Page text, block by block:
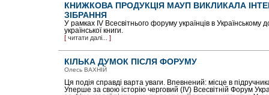
КНИЖКОВА ПРОДУКЦІЯ МАУП ВИКЛИКАЛА
ЗІБРАННЯ
У рамках IV Всесвітнього форуму українців в Українському
української книги.
[ читати далі... ]
КІЛЬКА ДУМОК ПІСЛЯ ФОРУМУ
Олесь ВАХНІЙ
Ця подія справді варта уваги. Впевнений: місце в
Уперше за свою історію черговий (IV) Всесвітній Форум